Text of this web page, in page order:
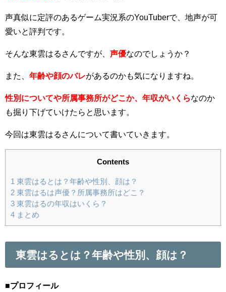
声真似に定評のあるゲーム実況系のYouTuberで、地声が可
愛いと評判です。
そんな東雲はるさんですが、 声優なのでしょうか？
また、 年齢や顔のバレがあるのかも気になりますね。
性別についてや所属事務所がどこか、年収がいくらなのか
も掘り下げていけたらと思います。
今回は東雲はるさんについて書いていきます。
Contents
1 東雲はるとは？年齢や性別、顔は？
2 東雲はるは声優？所属事務所はどこ？
3 東雲はるの年収はいくら？
4 まとめ
東雲はるとは？年齢や性別、顔は？
■プロフィール